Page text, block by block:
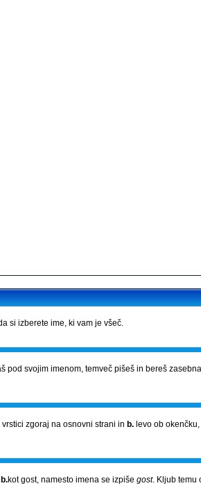
si izberete ime, ki vam je všeč.
svojim imenom, temveč pišeš in bereš
zgoraj na osnovni strani in b. levo ob
b.kot gost, namesto imena se izpiše gost. Kljub temu